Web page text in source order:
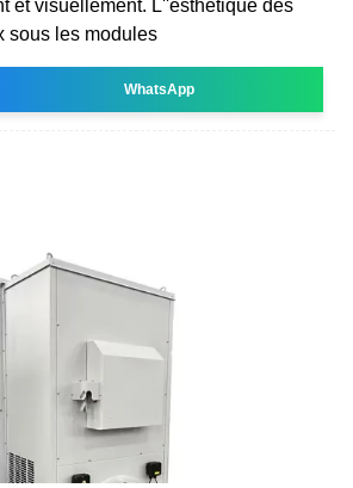
et visuellement. L''esthétique des
sous les modules
WhatsApp